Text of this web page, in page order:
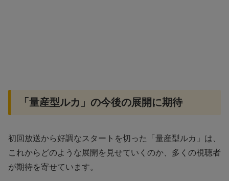
「量産型ルカ」の今後の展開に期待
初回放送から好調なスタートを切った「量産型ルカ」は、
これからどのような展開を見せていくのか、多くの視聴者
が期待を寄せています。